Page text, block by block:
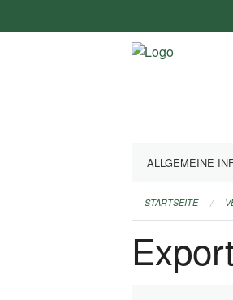
überspringen
ALLGEMEINE
STARTSEITE